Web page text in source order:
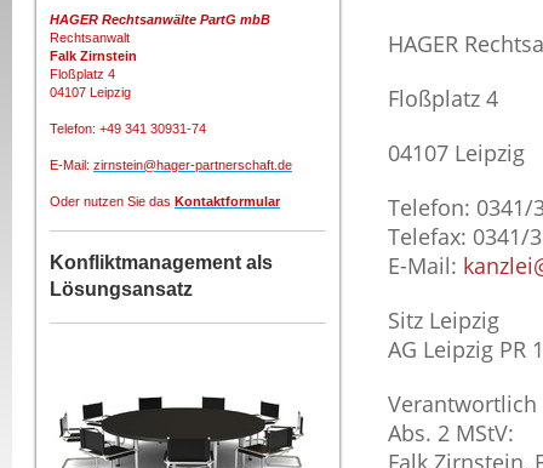
HAGER Rechtsanwälte PartG mbB
Rechtsanwalt
Falk Zirnstein
Floßplatz 4
04107 Leipzig
Telefon: +49 341 30931-74
E-Mail: zirnstein@hager-partnerschaft.de
Oder nutzen Sie das Kontaktformular
Konfliktmanagement als
Lösungsansatz
HAGER
Floßplatz 4
04107 Leipzig
Telefon: 0341/
Telefax: 0341/
E-Mail:
Sitz Leipzig
AG Leipzig PR
Verantwortlich
Abs. 2 MStV:
Falk Zirnstein,